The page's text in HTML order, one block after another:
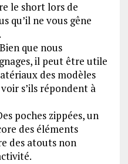
le short lors de
qu’il ne vous gêne
que nous
il peut être utile
des modèles
s’ils répondent à
poches zippées, un
des éléments
des atouts non